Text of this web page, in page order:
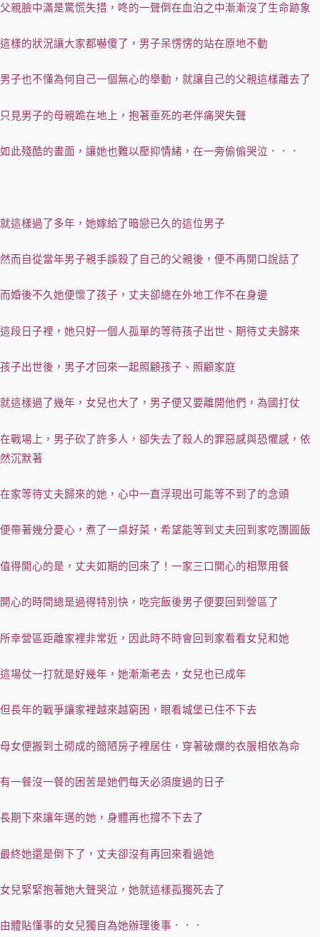
父親臉中滿是驚慌失措，咚的一聲倒在血泊之中漸漸沒了生命跡象
這樣的狀況讓大家都嚇傻了，男子呆愣愣的站在原地不動
男子也不懂為何自己一個無心的舉動，就讓自己的父親這樣離去了
只見男子的母親跪在地上，抱著垂死的老伴痛哭失聲
如此殘酷的畫面，讓她也難以壓抑情緒，在一旁偷偷哭泣．．．
就這樣過了多年，她嫁給了暗戀已久的這位男子
然而自從當年男子親手誤殺了自己的父親後，便不再開口說話了
而婚後不久她便懷了孩子，丈夫卻總在外地工作不在身邊
這段日子裡，她只好一個人孤單的等待孩子出世、期待丈夫歸來
孩子出世後，男子才回來一起照顧孩子、照顧家庭
就這樣過了幾年，女兒也大了，男子便又要離開他們，為國打仗
在戰場上，男子砍了許多人，卻失去了殺人的罪惡感與恐懼感，依
然沉默著
在家等待丈夫歸來的她，心中一直浮現出可能等不到了的念頭
便帶著幾分憂心，煮了一桌好菜，希望能等到丈夫回到家吃團圓飯
值得開心的是，丈夫如期的回來了！一家三口開心的相聚用餐
開心的時間總是過得特別快，吃完飯後男子便要回到營區了
所幸營區距離家裡非常近，因此時不時會回到家看看女兒和她
這場仗一打就是好幾年，她漸漸老去，女兒也已成年
但長年的戰爭讓家裡越來越窮困，眼看城堡已住不下去
母女便搬到土砌成的簡陋房子裡居住，穿著破爛的衣服相依為命
有一餐沒一餐的困苦是她們每天必須度過的日子
長期下來讓年邁的她，身體再也撐不下去了
最終她還是倒下了，丈夫卻沒有再回來看過她
女兒緊緊抱著她大聲哭泣，她就這樣孤獨死去了
由體貼懂事的女兒獨自為她辦理後事．．．